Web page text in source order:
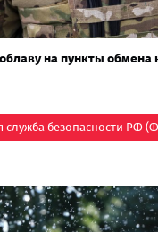
на пункты
служба безопасности РФ